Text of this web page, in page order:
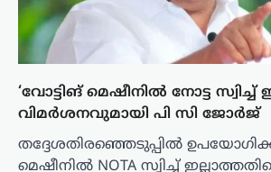
‘വോട്ടിങ് മെഷീനില്‍ നോട്ട സ്വിച്ച്
വിമർശനവുമായി പി സി ജോര്‍ജ്
തദ്ദേശതിരഞ്ഞെടുപ്പിൽ
മെഷീനിൽ NOTA സ്വിച്ച്